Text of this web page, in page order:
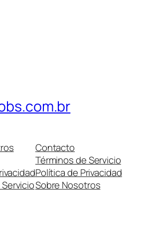
Contacto
Términos de Servicio
Política de Privacidad
Sobre Nosotros